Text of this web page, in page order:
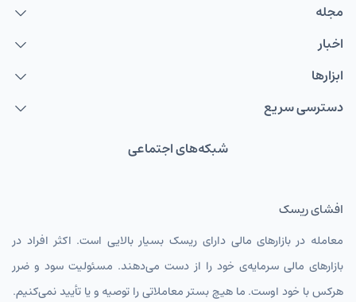
مجله
اخبار
ابزارها
دسترسی سریع
شبکه‌های اجتماعی
افشای ریسک
معامله در بازارهای مالی دارای ریسک بسیار بالایی است. اکثر افراد در
بازارهای مالی سرمایه‌ی خود را از دست می‌دهند. مسئولیت سود و ضرر
هرکس با خود اوست. ما هیچ بستر معاملاتی را توصیه و یا تأیید نمی‌کنیم.